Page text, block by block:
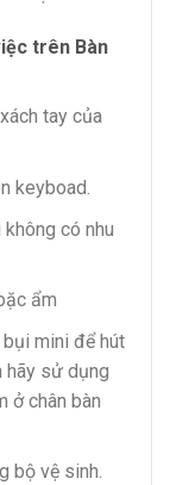
trên Bàn
tay của
keyboad.
có nhu
ẩm
bụi mini để hút
hãy sử dụng
ở chân bàn
bộ vệ sinh.